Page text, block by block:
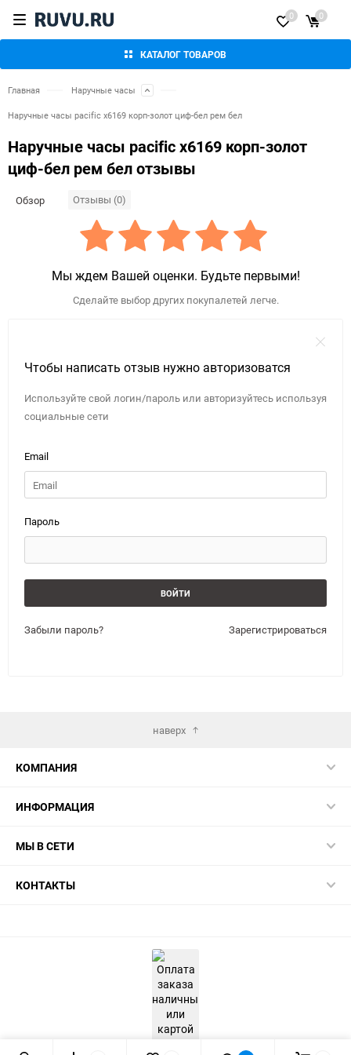
КАТАЛОГ ТОВАРОВ
0 0
Главная Наручные часы
Наручные часы pacific x6169 корп-золот циф-бел рем бел
Наручные часы pacific x6169 корп-золот
циф-бел рем бел отзывы
Обзор Отзывы (0)
Мы ждем Вашей оценки. Будьте первыми!
Сделайте выбор других покупалетей легче.
Чтобы написать отзыв нужно авторизоватся
Используйте свой логин/пароль или авторизуйтесь используя
социальные сети
Email
Пароль
Забыли пароль? Зарегистрироваться
наверх
КОМПАНИЯ
ИНФОРМАЦИЯ
МЫ В СЕТИ
КОНТАКТЫ